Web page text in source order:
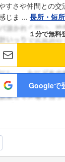
すさや仲間との
じま ... 長所・短
１分で無料
Googleで